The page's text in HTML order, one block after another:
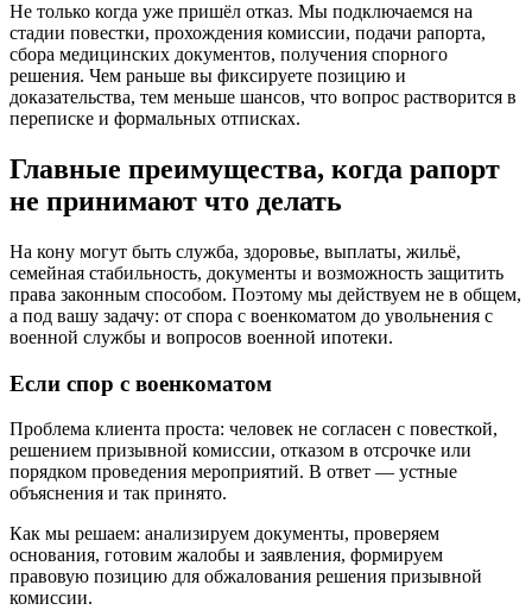
Не только когда уже пришёл отказ. Мы подключаемся на
стадии повестки, прохождения комиссии, подачи рапорта,
сбора медицинских документов, получения спорного
решения. Чем раньше вы фиксируете позицию и
доказательства, тем меньше шансов, что вопрос растворится в
переписке и формальных отписках.
Главные преимущества, когда рапорт
не принимают что делать
На кону могут быть служба, здоровье, выплаты, жильё,
семейная стабильность, документы и возможность защитить
права законным способом. Поэтому мы действуем не в общем,
а под вашу задачу: от спора с военкоматом до увольнения с
военной службы и вопросов военной ипотеки.
Если спор с военкоматом
Проблема клиента проста: человек не согласен с повесткой,
решением призывной комиссии, отказом в отсрочке или
порядком проведения мероприятий. В ответ — устные
объяснения и так принято.
Как мы решаем: анализируем документы, проверяем
основания, готовим жалобы и заявления, формируем
правовую позицию для обжалования решения призывной
комиссии.